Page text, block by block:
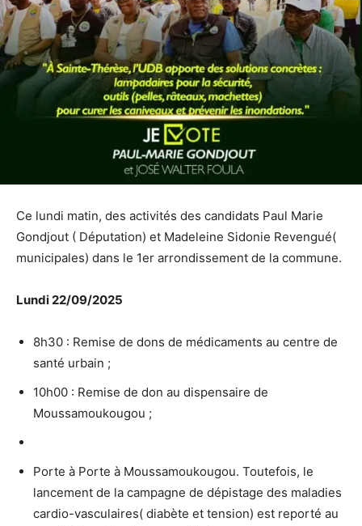
Ce lundi matin, des activités des candidats Paul Marie
Gondjout ( Députation) et Madeleine Sidonie Revengué(
municipales) dans le 1er arrondissement de la commune.
Lundi 22/09/2025
8h30 : Remise de dons de médicaments au centre de
santé urbain ;
10h00 : Remise de don au dispensaire de
Moussamoukougou ;
Porte à Porte à Moussamoukougou. Toutefois, le
lancement de la campagne de dépistage des maladies
cardio-vasculaires( diabète et tension) est reporté au